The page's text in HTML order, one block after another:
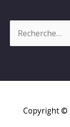
Copyright ©